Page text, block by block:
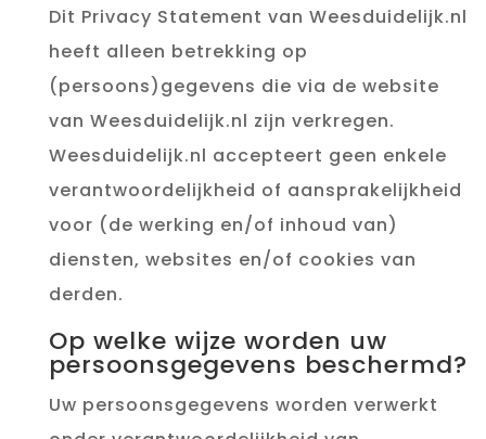
Dit Privacy Statement van Weesduidelijk.nl
heeft alleen betrekking op
(persoons)gegevens die via de website
van Weesduidelijk.nl zijn verkregen.
Weesduidelijk.nl accepteert geen enkele
verantwoordelijkheid of aansprakelijkheid
voor (de werking en/of inhoud van)
diensten, websites en/of cookies van
derden.
Op welke wijze worden uw
persoonsgegevens beschermd?
Uw persoonsgegevens worden verwerkt